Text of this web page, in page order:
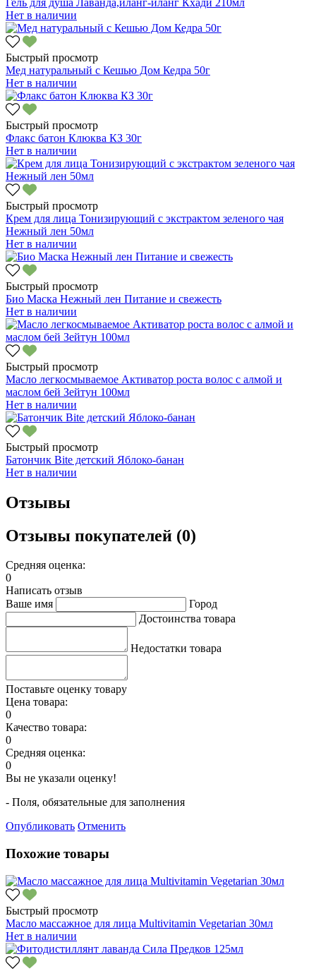
Нет в наличии
Быстрый просмотр
Мед натуральный с Кешью Дом Кедра 50г
Нет в наличии
Быстрый просмотр
Флакс батон Клюква КЗ 30г
Нет в наличии
Быстрый просмотр
Крем для лица Тонизирующий с экстрактом зеленого чая
Нежный лен 50мл
Нет в наличии
Быстрый просмотр
Био Маска Нежный лен Питание и свежесть
Нет в наличии
Быстрый просмотр
Масло легкосмываемое Активатор роста волос с алмой и
маслом бей Зейтун 100мл
Нет в наличии
Быстрый просмотр
Батончик Bite детский Яблоко-банан
Нет в наличии
Отзывы
Отзывы покупателей (0)
Средняя оценка:
0
Написать отзыв
Ваше имя
Город
Достоинства товара
Недостатки товара
Поставьте оценку товару
Цена товара:
0
Качество товара:
0
Средняя оценка:
0
Вы не указали оценку!
- Поля, обязательные для заполнения
Опубликовать Отменить
Похожие товары
Быстрый просмотр
Масло массажное для лица Multivitamin Vegetarian 30мл
Нет в наличии